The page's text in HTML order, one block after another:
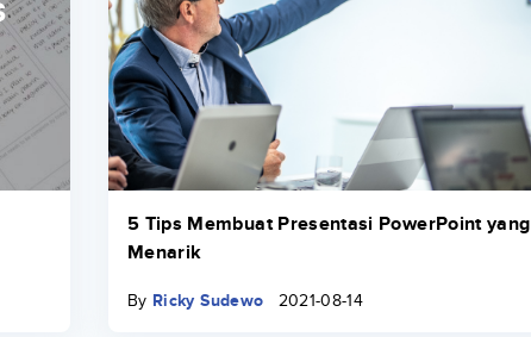
5 Tips Membuat Presentasi PowerPoint yang
Menarik
By Ricky Sudewo 2021-08-14